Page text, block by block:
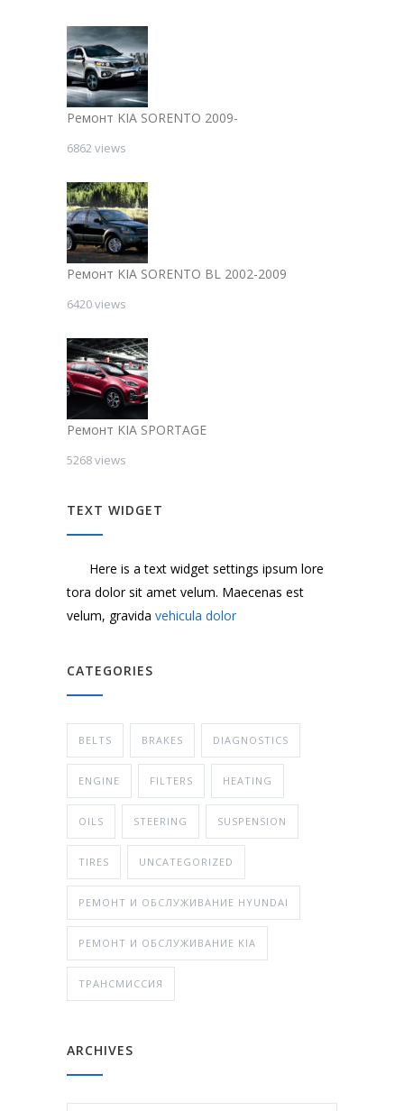
Ремонт KIA SORENTO 2009-
6862 views
Ремонт KIA SORENTO BL 2002-2009
6420 views
Ремонт KIA SPORTAGE
5268 views
TEXT WIDGET
Here is a text widget settings ipsum lore
tora dolor sit amet velum. Maecenas est
velum, gravida vehicula dolor
CATEGORIES
BELTS BRAKES DIAGNOSTICS
ENGINE FILTERS HEATING
OILS STEERING SUSPENSION
TIRES UNCATEGORIZED
РЕМОНТ И ОБСЛУЖИВАНИЕ HYUNDAI
РЕМОНТ И ОБСЛУЖИВАНИЕ KIA
ТРАНСМИССИЯ
ARCHIVES